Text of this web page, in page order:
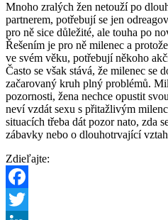
Mnoho zralých žen netouží po
partnerem, potřebují se jen
pro ně sice důležité, ale touha po
Řešením je pro ně milenec a
ve svém věku, potřebují někoho
Často se však stává, že milenec se
začarovaný kruh plný problémů.
pozornosti, žena nechce opustit
neví vzdát sexu s přitažlivým
situacích třeba dát pozor nato, zda
zábavky nebo o dlouhotrvající
Zdieľajte:
Facebook